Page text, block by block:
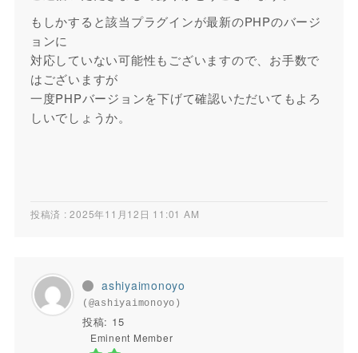
もしかすると該当プラグインが最新のPHPのバージ
ョンに
対応していない可能性もございますので、お手数で
はございますが
一度PHPバージョンを下げて確認いただいてもよろ
しいでしょうか。
投稿済 : 2025年11月12日 11:01 AM
ashiyaimonoyo
(@ashiyaimonoyo)
投稿: 15
Eminent Member